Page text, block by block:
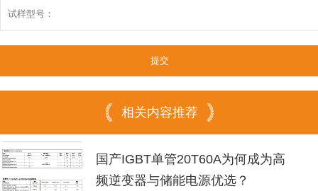
相关内容推荐
国产IGBT单管20T60A为何成为高
频逆变器与储能电源优选？